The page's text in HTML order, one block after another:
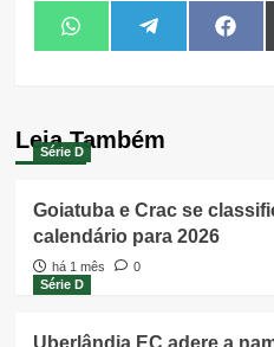
Share
on
WhatsAppShare
on
TelegramShare
on
Leia Também
Série D
Goiatuba e Crac se
calendário para 2026
há 1 mês
0
Série D
Uberlândia EC adere a